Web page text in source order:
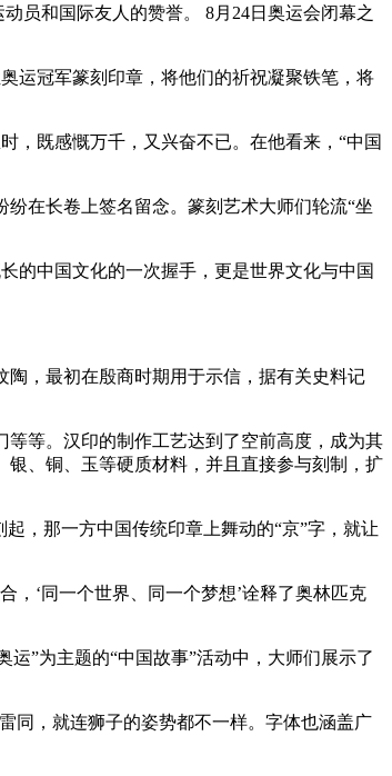
员和国际友人的赞誉。 8月24日奥运会闭幕之
运冠军篆刻印章，将他们的祈祝凝聚铁笔，将
既感慨万千，又兴奋不已。在他看来，“中国
在长卷上签名留念。篆刻艺术大师们轮流“坐
中国文化的一次握手，更是世界文化与中国
，最初在殷商时期用于示信，据有关史料记
等。汉印的制作工艺达到了空前高度，成为其
、铜、玉等硬质材料，并且直接参与刻制，扩
，那一方中国传统印章上舞动的“京”字，就让
‘同一个世界、同一个梦想’诠释了奥林匹克
”为主题的“中国故事”活动中，大师们展示了
同，就连狮子的姿势都不一样。字体也涵盖广